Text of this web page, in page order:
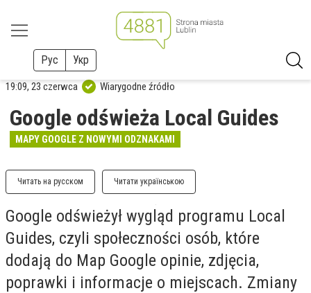
Рус Укр
19:09, 23 czerwca Wiarygodne źródło
Google odświeża Local Guides
MAPY GOOGLE Z NOWYMI ODZNAKAMI
Читать на русском Читати українською
Google odświeżył wygląd programu Local
Guides, czyli społeczności osób, które
dodają do Map Google opinie, zdjęcia,
poprawki i informacje o miejscach. Zmiany